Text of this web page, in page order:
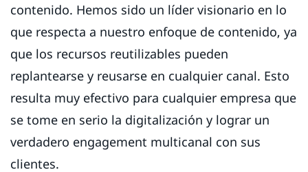
contenido. Hemos sido un líder visionario en lo
que respecta a nuestro enfoque de contenido, ya
que los recursos reutilizables pueden
replantearse y reusarse en cualquier canal. Esto
resulta muy efectivo para cualquier empresa que
se tome en serio la digitalización y lograr un
verdadero engagement multicanal con sus
clientes.